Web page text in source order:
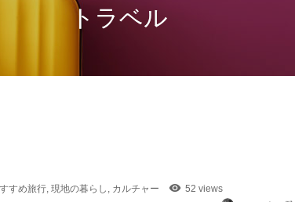
トラベル
すめ旅行 ,現地の暮らし カルチャー
52 views